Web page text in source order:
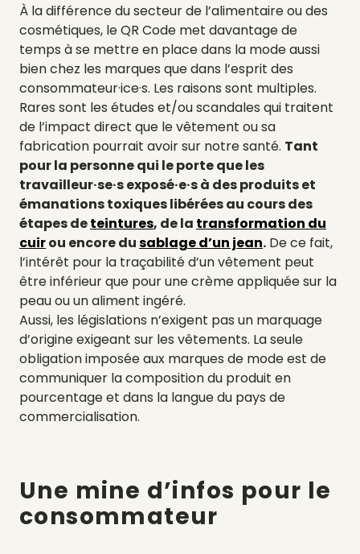
À la différence du secteur de l’alimentaire ou des
cosmétiques, le QR Code met davantage de
temps à se mettre en place dans la mode aussi
bien chez les marques que dans l’esprit des
consommateur·ice·s. Les raisons sont multiples.
Rares sont les études et/ou scandales qui traitent
de l’impact direct que le vêtement ou sa
fabrication pourrait avoir sur notre santé. Tant
pour la personne qui le porte que les
travailleur·se·s exposé·e·s à des produits et
émanations toxiques libérées au cours des
étapes deteintures, de la transformation du
cuirou encore dusablage d’un jean. De ce fait,
l’intérêt pour la traçabilité d’un vêtement peut
être inférieur que pour une crème appliquée sur la
peau ou un aliment ingéré.
Aussi, les législations n’exigent pas un marquage
d’origine exigeant sur les vêtements. La seule
obligation imposée aux marques de mode est de
communiquer la composition du produit en
pourcentage et dans la langue du pays de
commercialisation.
Une mine d’infos pour le
consommateur